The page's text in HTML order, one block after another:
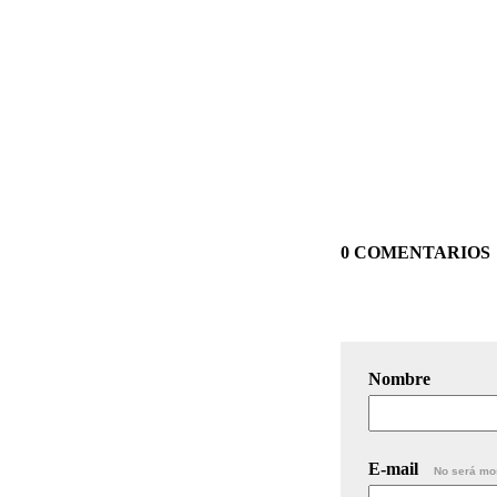
0 COMENTARIOS
Nombre
E-mail No será